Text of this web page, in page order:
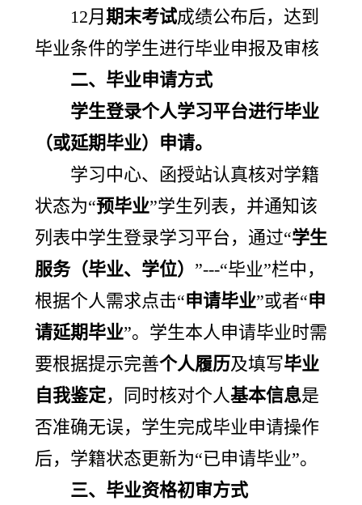
12月 期末考试成绩公布后，达到
毕业条件的学生进行毕业申报及审核
二、毕业申请方式
学生登录个人学习平台进行毕业
（或延期毕业）申请。
学习中心、函授站认真核对学籍
状态为“预毕业”学生列表，并通知该
列表中学生登录学习平台，通过“学生
服务（毕业、学位） ”---“毕业”栏中，
根据个人需求点击“申请毕业”或者“申
请延期毕业”。学生本人申请毕业时需
要根据提示完善个人履历及填写毕业
自我鉴定，同时核对个人基本信息是
否准确无误，学生完成毕业申请操作
后，学籍状态更新为“已申请毕业”。
三、毕业资格初审方式